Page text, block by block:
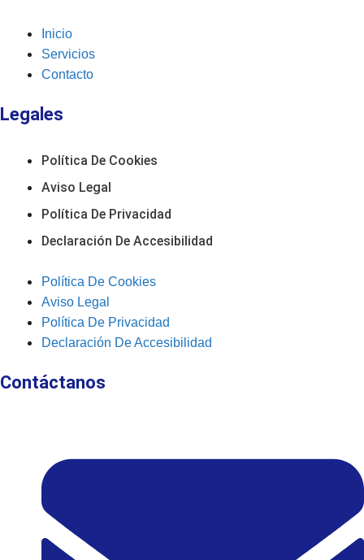
Inicio
Servicios
Contacto
Legales
Política De Cookies
Aviso Legal
Política De Privacidad
Declaración De Accesibilidad
Política De Cookies
Aviso Legal
Política De Privacidad
Declaración De Accesibilidad
Contáctanos